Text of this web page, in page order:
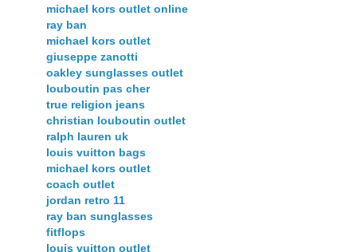
michael kors outlet online
ray ban
michael kors outlet
giuseppe zanotti
oakley sunglasses outlet
louboutin pas cher
true religion jeans
christian louboutin outlet
ralph lauren uk
louis vuitton bags
michael kors outlet
coach outlet
jordan retro 11
ray ban sunglasses
fitflops
louis vuitton outlet